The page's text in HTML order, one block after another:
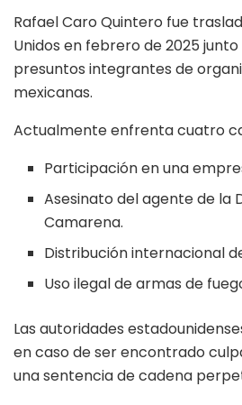
Rafael Caro Quintero fue
Unidos en febrero de 2025
presuntos integrantes de
mexicanas.
Actualmente enfrenta cuatro
Participación en una
Asesinato del agente de la
Camarena.
Distribución internacional
Uso ilegal de armas de
Las autoridades
en caso de ser encontrado
una sentencia de cadena